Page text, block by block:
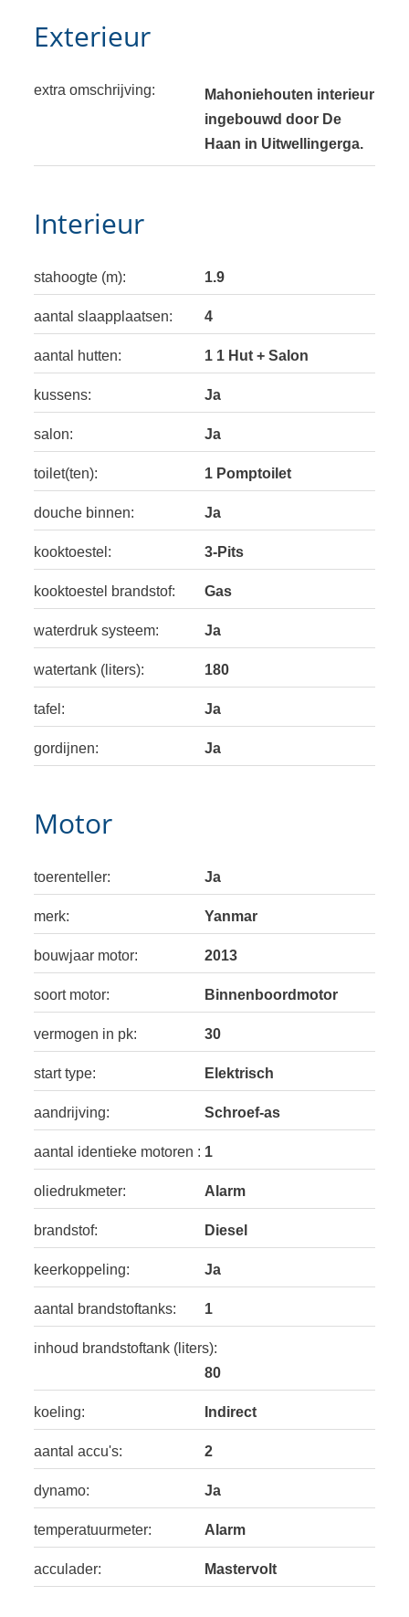
Exterieur
extra omschrijving:
Mahoniehouten interieur
ingebouwd door De
Haan in Uitwellingerga.
Interieur
stahoogte (m): 1.9
aantal slaapplaatsen: 4
aantal hutten: 1 1 Hut + Salon
kussens: Ja
salon: Ja
toilet(ten): 1 Pomptoilet
douche binnen: Ja
kooktoestel: 3-Pits
kooktoestel brandstof: Gas
waterdruk systeem: Ja
watertank (liters): 180
tafel: Ja
gordijnen: Ja
Motor
toerenteller: Ja
merk: Yanmar
bouwjaar motor: 2013
soort motor: Binnenboordmotor
vermogen in pk: 30
start type: Elektrisch
aandrijving: Schroef-as
aantal identieke motoren : 1
oliedrukmeter: Alarm
brandstof: Diesel
keerkoppeling: Ja
aantal brandstoftanks: 1
inhoud brandstoftank (liters):
80
koeling: Indirect
aantal accu's: 2
dynamo: Ja
temperatuurmeter: Alarm
acculader: Mastervolt